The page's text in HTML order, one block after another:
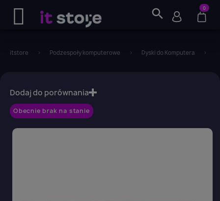
search 0
itstore Podzespoły komputerowe Dyski do Komputera
Obecnie brak na stanie
Dodaj do porównania